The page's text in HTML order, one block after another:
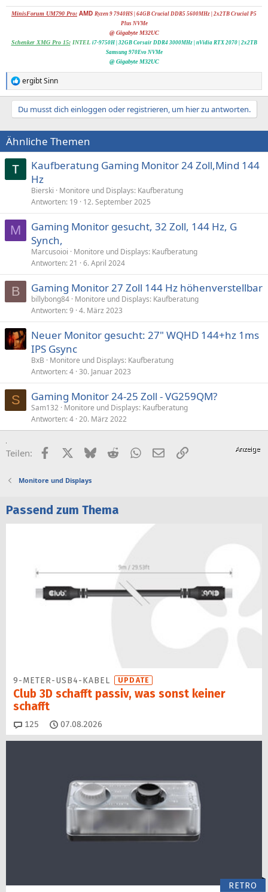
MinisForum UM790 Pro: AMD Ryzen 9 7940HS | 64GB Crucial DDR5 5600MHz | 2x2TB Crucial P5
Plus NVMe
@ Gigabyte M32UC
Schenker XMG Pro 15:INTEL i7-9750H | 32GB Corsair DDR4 3000MHz | nVidia RTX 2070| 2x2TB
Samsung 970Evo NVMe
@ Gigabyte M32UC
R
e
a
i
o
n
e
:
ergibt Sinn
Du musst dich einloggen oder registrieren, um hier zu antworten.
Ähnliche Themen
Kaufberatung Gaming Monitor 24 Zoll,Mind 144
Hz
Bierski
Monitore und Displays: Kaufberatung
Antworten 19 12. September 2025
M
Gaming Monitor gesucht, 32 Zoll, 144 Hz, G
Synch,
Marcusoioi
Monitore und Displays: Kaufberatung
Antworten 21 6. April 2024
B Gaming Monitor 27 Zoll 144 Hz höhenverstellbar
billybong84 Monitore und Displays: Kaufberatung
Antworten 9 4. März 2023
Neuer Monitor gesucht: 27" WQHD 144+hz 1ms
IPS Gsync
BxB
Monitore und Displays: Kaufberatung
Antworten 4 30. Januar 2023
S Gaming Monitor 24-25 Zoll - VG259QM?
Sam132 Monitore und Displays: Kaufberatung
Antworten 4 20. März 2022
Teilen: FacebookX (Twitter)
BlueskyRedditWhatsApp
E-MailLink
Monitore und Displays
Passend zum Thema
9-METER-USB4-KABEL UPDATE
Club 3D schafft passiv, was sonst keiner
schafft
125 Kommentare
07.08.2026
RETRO